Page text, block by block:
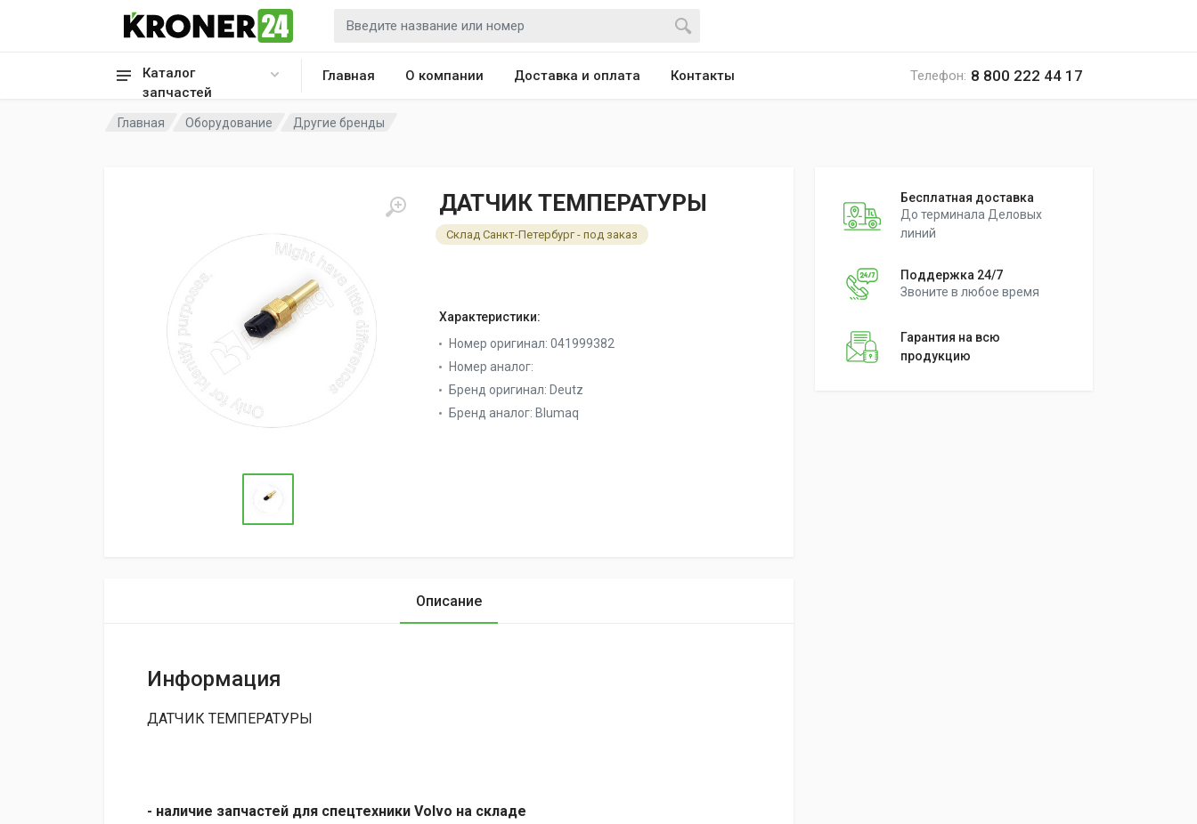
Каталог
запчастей
Главная О компании Доставка и оплата Контакты Телефон: 8 800 222 44 17
Главная Оборудование Другие бренды
ДАТЧИК ТЕМПЕРАТУРЫ
Склад Санкт-Петербург - под заказ
Характеристики:
Номер оригинал: 041999382
Номер аналог:
Бренд оригинал: Deutz
Бренд аналог: Blumaq
Бесплатная доставка
До терминала Деловых
линий
Поддержка 24/7
Звоните в любое время
Гарантия на всю
продукцию
Описание
Информация
ДАТЧИК ТЕМПЕРАТУРЫ
- наличие запчастей для спецтехники Volvo на складе